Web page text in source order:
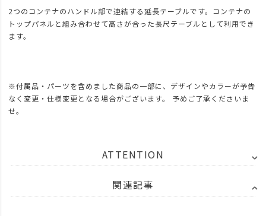
2つのコンテナのハンドル部で連結する延長テーブルです。コンテナの
トップパネルと組み合わせて高さが合った長尺テーブルとして利用でき
ます。
※付属品・パーツを含めました商品の一部に、デザインやカラーが予告
なく変更・仕様変更となる場合がございます。 予めご了承くださいま
せ。
ATTENTION
関連記事